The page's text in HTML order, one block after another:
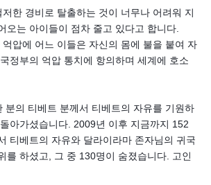
한 경비로 탈출하는 것이 너무나 어려워 지
오는 아이들이 점차 줄고 있다고 합니다.
압에 어느 이들은 자신의 몸에 불을 붙여 자
정부의 억압 통치에 항의하며 세계에 호소
분의 티베트 분께서 티베트의 자유를 기원하
아가셨습니다. 2009년 이후 지금까지 152
티베트의 자유와 달라이라마 존자님의 귀국
를 하셨고, 그 중 130명이 숨졌습니다. 고인